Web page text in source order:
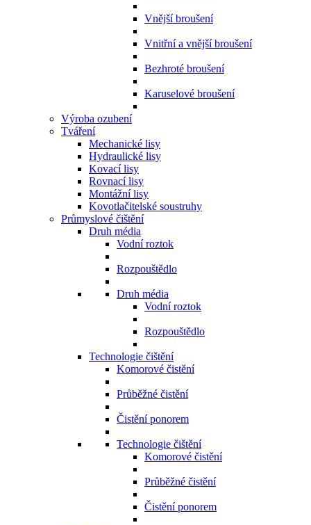
Vnější broušení
Vnitřní a vnější broušení
Bezhroté broušení
Karuselové broušení
Výroba ozubení
Tváření
Mechanické lisy
Hydraulické lisy
Kovací lisy
Rovnací lisy
Montážní lisy
Kovotlačitelské soustruhy
Průmyslové čištění
Druh média
Vodní roztok
Rozpouštědlo
Druh média
Vodní roztok
Rozpouštědlo
Technologie čištění
Komorové čistění
Průběžné čistění
Čistění ponorem
Technologie čištění
Komorové čistění
Průběžné čistění
Čistění ponorem